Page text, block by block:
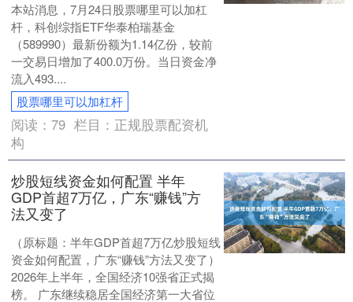
本站消息，7月24日股票哪里可以加杠
杆，科创综指ETF华泰柏瑞基金
（589990）最新份额为1.14亿份，较前
一交易日增加了400.0万份。当日资金净
流入493....
股票哪里可以加杠杆
阅读：79 栏目： 正规股票配资机
构
炒股短线资金如何配置 半年
GDP首超7万亿，广东“赚钱”方
法又变了
（原标题：半年GDP首超7万亿炒股短线
资金如何配置，广东“赚钱”方法又变了）
2026年上半年，全国经济10强省正式揭
榜。 广东继续稳居全国经济第一大省位